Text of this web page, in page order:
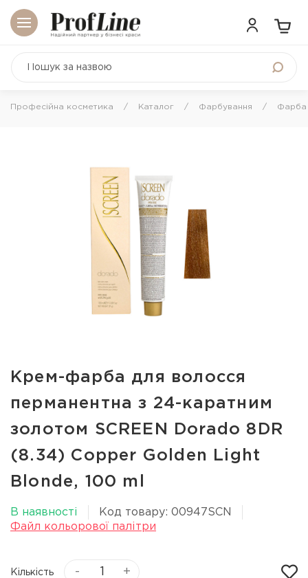
Професійна косметика Каталог Фарбування Фарба
Крем-фарба для волосся
перманентна з 24-каратним
золотом SCREEN Dorado 8DR
(8.34) Copper Golden Light
Вlonde, 100 ml
В наявності
Код товару: 00947SCN
Файл кольорової палітри
Кількість - +